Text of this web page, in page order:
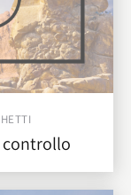
controllo